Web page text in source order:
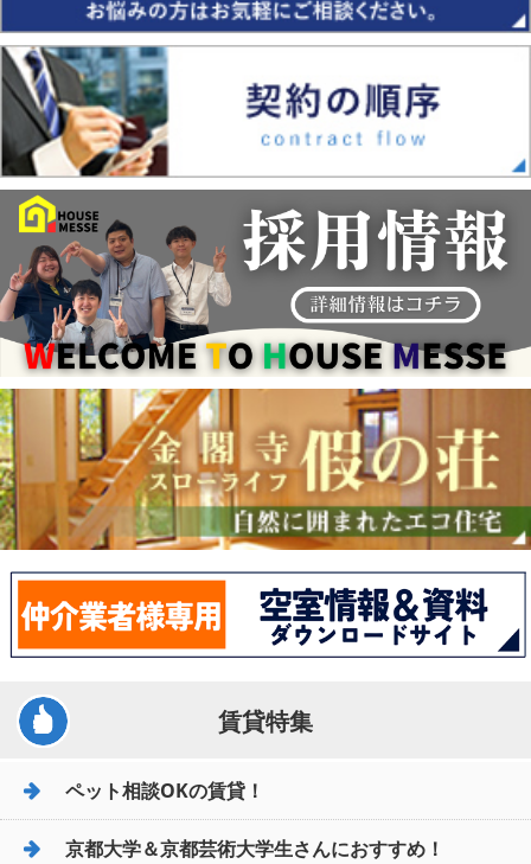
賃貸特集
ペット相談OKの賃貸！
京都大学＆京都芸術大学生さんにおすすめ！